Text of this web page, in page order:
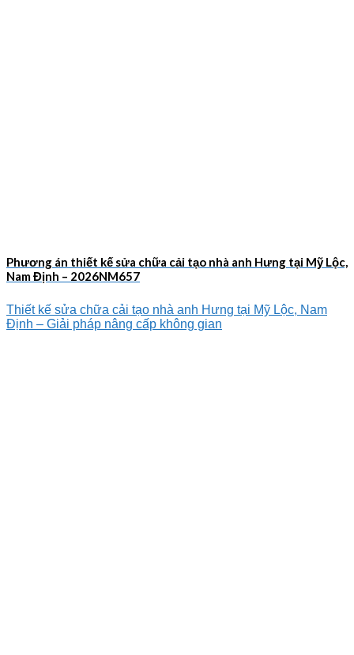
Phương án thiết kế sửa chữa cải tạo nhà anh Hưng tại Mỹ Lộc,
Nam Định – 2026NM657
Thiết kế sửa chữa cải tạo nhà anh Hưng tại Mỹ Lộc, Nam
Định – Giải pháp nâng cấp không gian